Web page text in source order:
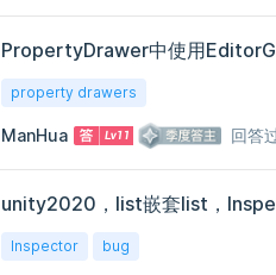
property drawers
ManHua 回答
unity2020，list嵌套list，
Inspector bug